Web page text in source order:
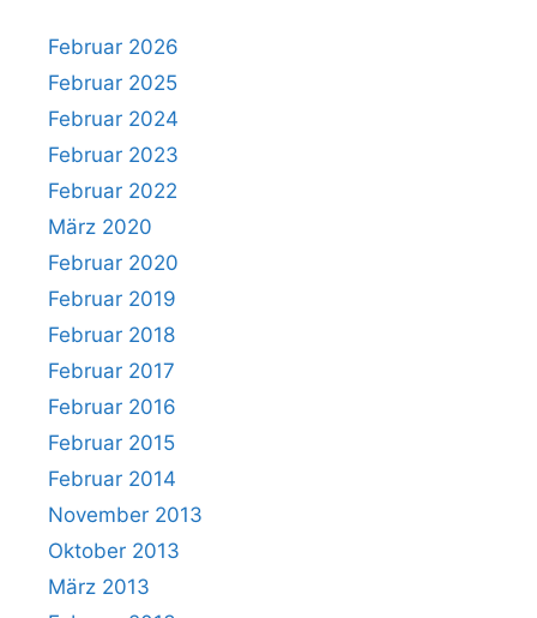
Februar 2026
Februar 2025
Februar 2024
Februar 2023
Februar 2022
März 2020
Februar 2020
Februar 2019
Februar 2018
Februar 2017
Februar 2016
Februar 2015
Februar 2014
November 2013
Oktober 2013
März 2013